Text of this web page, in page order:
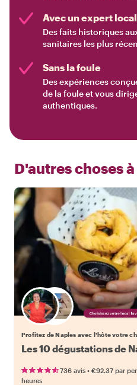
Avec un expert local
Des faits historiques
sanitaires les plus
Sans la foule
Des expériences
de la foule et vous
authentiques.
D'autres choses
Choisissez votre
Profitez de Naples avec l'hôte votre
Les 10 dégustations de
736 avis • €92.37 par
heures